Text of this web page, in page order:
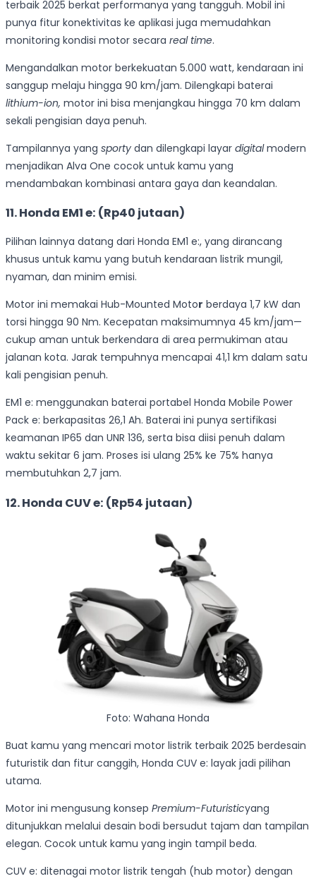
terbaik 2025 berkat performanya yang tangguh. Mobil ini
punya fitur konektivitas ke aplikasi juga memudahkan
monitoring kondisi motor secara real time.
Mengandalkan motor berkekuatan 5.000 watt, kendaraan ini
sanggup melaju hingga 90 km/jam. Dilengkapi baterai
lithium-ion, motor ini bisa menjangkau hingga 70 km dalam
sekali pengisian daya penuh.
Tampilannya yang sporty dan dilengkapi layar digitalmodern
menjadikan Alva One cocok untuk kamu yang
mendambakan kombinasi antara gaya dan keandalan.
11. Honda EM1 e: (Rp40 jutaan)
Pilihan lainnya datang dari Honda EM1 e:, yang dirancang
khusus untuk kamu yang butuh kendaraan listrik mungil,
nyaman, dan minim emisi.
Motor ini memakai Hub-Mounted Motor berdaya 1,7 kW dan
torsi hingga 90 Nm. Kecepatan maksimumnya 45 km/jam—
cukup aman untuk berkendara di area permukiman atau
jalanan kota. Jarak tempuhnya mencapai 41,1 km dalam satu
kali pengisian penuh.
EM1 e: menggunakan baterai portabel Honda Mobile Power
Pack e: berkapasitas 26,1 Ah. Baterai ini punya sertifikasi
keamanan IP65 dan UNR 136, serta bisa diisi penuh dalam
waktu sekitar 6 jam. Proses isi ulang 25% ke 75% hanya
membutuhkan 2,7 jam.
12. Honda CUV e: (Rp54 jutaan)
Foto: Wahana Honda
Buat kamu yang mencari motor listrik terbaik 2025 berdesain
futuristik dan fitur canggih, Honda CUV e: layak jadi pilihan
utama.
Motor ini mengusung konsep Premium-Futuristicyang
ditunjukkan melalui desain bodi bersudut tajam dan tampilan
elegan. Cocok untuk kamu yang ingin tampil beda.
CUV e: ditenagai motor listrik tengah (hub motor) dengan